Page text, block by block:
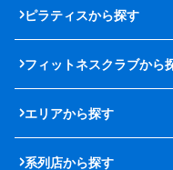
ピラティスから探す
フィットネスクラブから
エリアから探す
系列店から探す